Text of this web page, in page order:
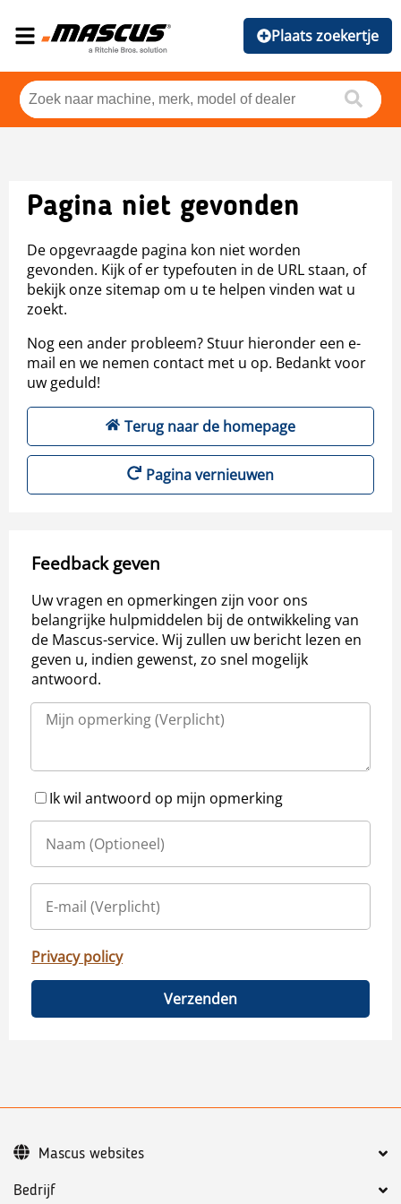
Plaats zoekertje
Pagina niet gevonden
De opgevraagde pagina kon niet worden
gevonden. Kijk of er typefouten in de URL staan, of
bekijk onze sitemap om u te helpen vinden wat u
zoekt.
Nog een ander probleem? Stuur hieronder een e-
mail en we nemen contact met u op. Bedankt voor
uw geduld!
Terug naar de homepage
Pagina vernieuwen
Feedback geven
Uw vragen en opmerkingen zijn voor ons
belangrijke hulpmiddelen bij de ontwikkeling van
de Mascus-service. Wij zullen uw bericht lezen en
geven u, indien gewenst, zo snel mogelijk
antwoord.
Ik wil antwoord op mijn opmerking
Privacy policy
Verzenden
Bedrijf
Mascus websites